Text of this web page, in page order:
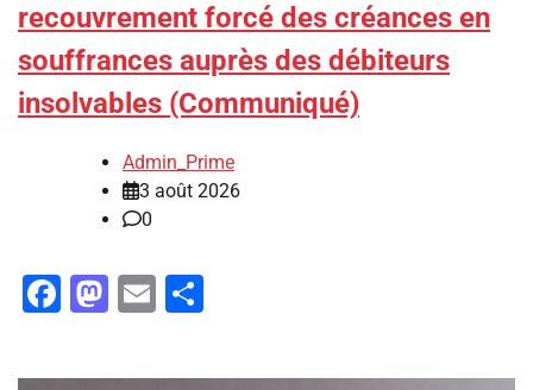
recouvrement forcé des créances en
souffrances auprès des débiteurs
insolvables (Communiqué)
Admin_Prime
3 août 2026
0
Facebook
Mastodon
Email